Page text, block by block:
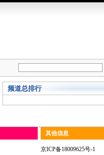
频道总排行
其他信息
京ICP备18009625号-1